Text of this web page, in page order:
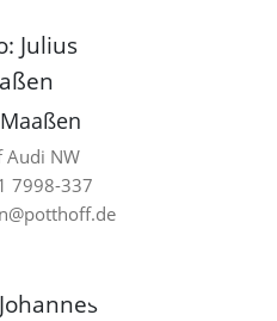
Audi NW
7998-337